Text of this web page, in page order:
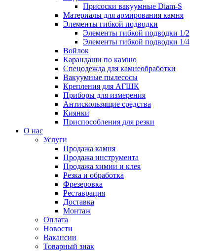
Присоски вакуумные Diam-S
Материалы для армирования камня
Элементы гибкой подводки
Элементы гибкой подводки 1/2
Элементы гибкой подводки 1/4
Войлок
Карандаши по камню
Спецодежда для камнеобработки
Вакуумные пылесосы
Крепления для АГШК
Приборы для измерения
Антискользящие средства
Киянки
Приспособления для резки
О нас
Услуги
Продажа камня
Продажа инструмента
Продажа химии и клея
Резка и обработка
Фрезеровка
Реставрация
Доставка
Монтаж
Оплата
Новости
Вакансии
Товарный знак